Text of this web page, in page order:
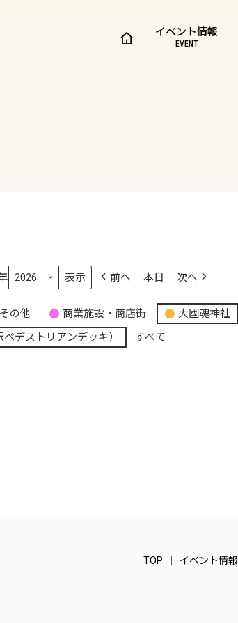
イベント情報
EVENT
前へ 本日 次へ
その他 商業施設・商店街
大國魂神社
デストリアンデッキ）
すべて
TOP イベント情報